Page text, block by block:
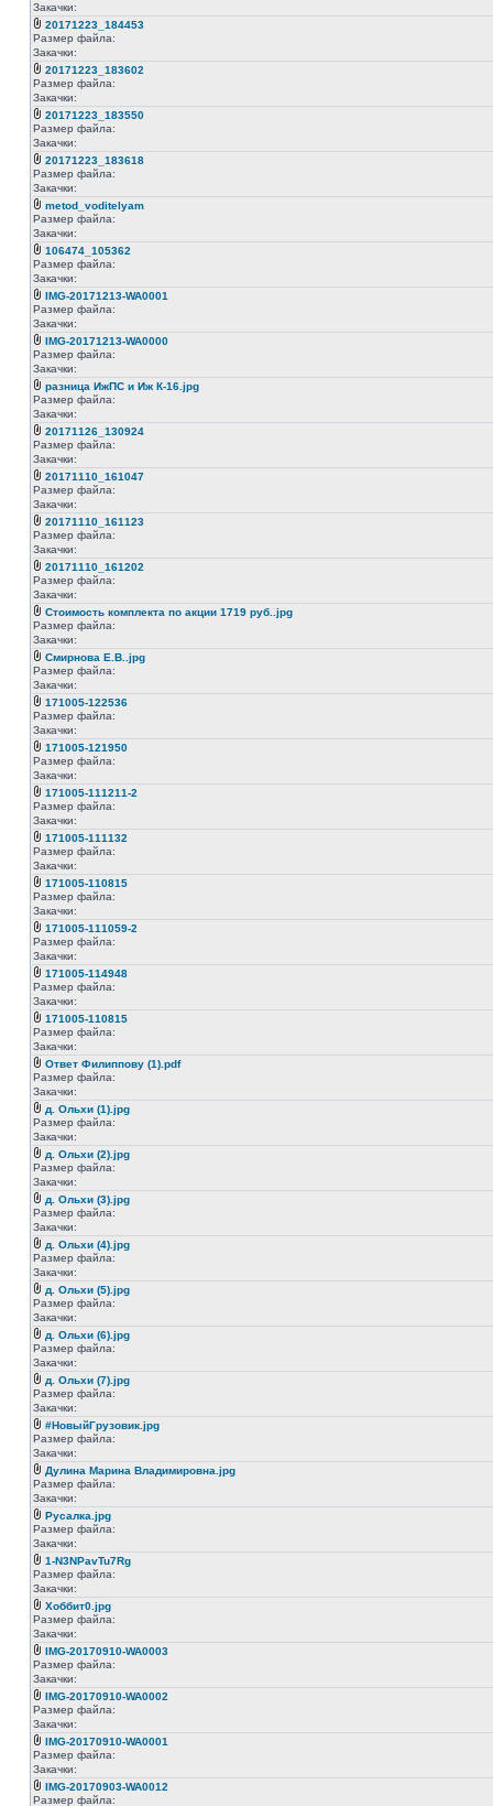
Закачки:
20171223_184453
Размер файла:
Закачки:
20171223_183602
Размер файла:
Закачки:
20171223_183550
Размер файла:
Закачки:
20171223_183618
Размер файла:
Закачки:
metod_voditelyam
Размер файла:
Закачки:
106474_105362
Размер файла:
Закачки:
IMG-20171213-WA0001
Размер файла:
Закачки:
IMG-20171213-WA0000
Размер файла:
Закачки:
разница ИжПС и Иж К-16.jpg
Размер файла:
Закачки:
20171126_130924
Размер файла:
Закачки:
20171110_161047
Размер файла:
Закачки:
20171110_161123
Размер файла:
Закачки:
20171110_161202
Размер файла:
Закачки:
Стоимость комплекта по акции 1719 руб..jpg
Размер файла:
Закачки:
Смирнова Е.В..jpg
Размер файла:
Закачки:
171005-122536
Размер файла:
Закачки:
171005-121950
Размер файла:
Закачки:
171005-111211-2
Размер файла:
Закачки:
171005-111132
Размер файла:
Закачки:
171005-110815
Размер файла:
Закачки:
171005-111059-2
Размер файла:
Закачки:
171005-114948
Размер файла:
Закачки:
171005-110815
Размер файла:
Закачки:
Ответ Филиппову (1).pdf
Размер файла:
Закачки:
д. Ольхи (1).jpg
Размер файла:
Закачки:
д. Ольхи (2).jpg
Размер файла:
Закачки:
д. Ольхи (3).jpg
Размер файла:
Закачки:
д. Ольхи (4).jpg
Размер файла:
Закачки:
д. Ольхи (5).jpg
Размер файла:
Закачки:
д. Ольхи (6).jpg
Размер файла:
Закачки:
д. Ольхи (7).jpg
Размер файла:
Закачки:
#НовыйГрузовик.jpg
Размер файла:
Закачки:
Дулина Марина Владимировна.jpg
Размер файла:
Закачки:
Русалка.jpg
Размер файла:
Закачки:
1-N3NPavTu7Rg
Размер файла:
Закачки:
Хоббит0.jpg
Размер файла:
Закачки:
IMG-20170910-WA0003
Размер файла:
Закачки:
IMG-20170910-WA0002
Размер файла:
Закачки:
IMG-20170910-WA0001
Размер файла:
Закачки:
IMG-20170903-WA0012
Размер файла: